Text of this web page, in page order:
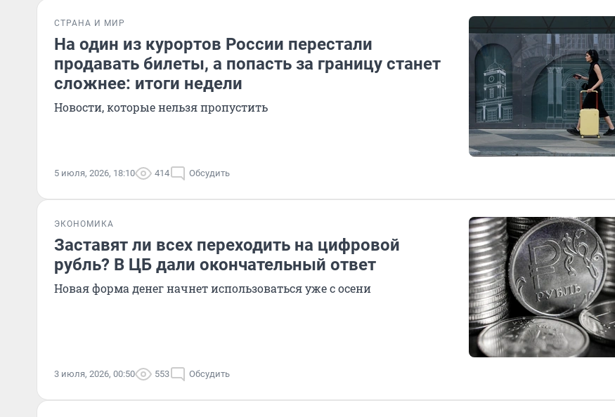
СТРАНА И МИР
На один из курортов России перестали
продавать билеты, а попасть за границу станет
сложнее: итоги недели
Новости, которые нельзя пропустить
5 июля, 2026, 18:10 414 Обсудить
ЭКОНОМИКА
Заставят ли всех переходить на цифровой
рубль? В ЦБ дали окончательный ответ
Новая форма денег начнет использоваться уже с осени
3 июля, 2026, 00:50 553 Обсудить